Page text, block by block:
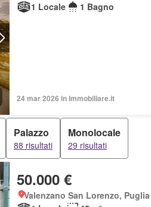
1 Locale
1 Bagno
24 mar 2026 in Immobiliare.it
Palazzo
88 risultati
Monolocale
29 risultati
50.000 €
Valenzano San Lorenzo, Puglia